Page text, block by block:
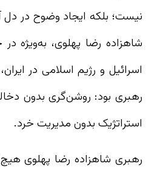
نیست؛ بلکه ایجاد وضوح در
شاهزاده رضا پهلوی، به‌ویژه در
اسرائیل و رژیم اسلامی در
رهبری بود: روشن‌گری بدون
استراتژیک بدون مدیریت خرد.
رهبری شاهزاده رضا پهلوی